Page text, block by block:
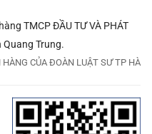
TMCP ĐẦU TƯ VÀ PHÁT
Quang Trung.
CỦA ĐOÀN LUẬT SƯ TP HÀ